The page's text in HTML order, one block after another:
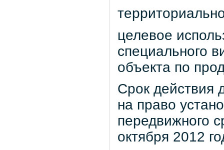
целевое
специального
объекта по
Срок действия
на право
передвижного
октября 2012